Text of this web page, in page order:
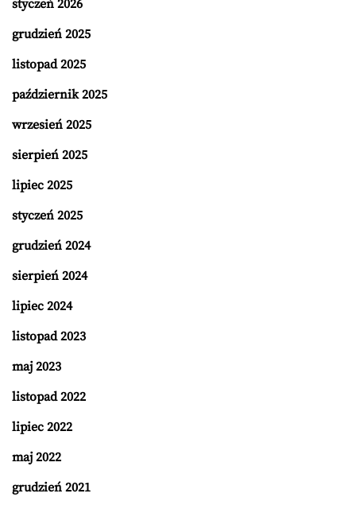
styczeń 2026
grudzień 2025
listopad 2025
październik 2025
wrzesień 2025
sierpień 2025
lipiec 2025
styczeń 2025
grudzień 2024
sierpień 2024
lipiec 2024
listopad 2023
maj 2023
listopad 2022
lipiec 2022
maj 2022
grudzień 2021